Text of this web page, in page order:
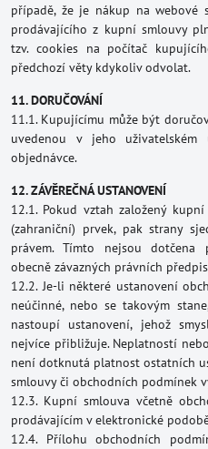
případě, že je nákup na webové
prodávajícího z kupní smlouvy
tzv. cookies na počítač
předchozí věty kdykoliv odvolat.
11. DORUČOVÁNÍ
11.1. Kupujícímu může být
uvedenou v jeho
objednávce.
12. ZÁVĚREČNÁ USTANOVENÍ
12.1. Pokud vztah založený
(zahraniční) prvek, pak strany
právem. Tímto nejsou
obecně závazných právních
12.2. Je-li některé ustanovení
neúčinné, nebo se takovým
nastoupí ustanovení, jehož
nejvíce přibližuje. Neplatností
není dotknutá platnost ostatních
smlouvy či obchodních podmínek
12.3. Kupní smlouva včetně
prodávajícím v elektronické
12.4. Přílohu obchodních